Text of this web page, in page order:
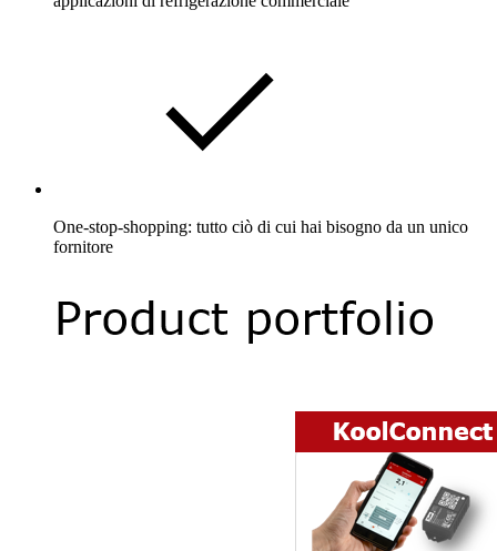
One-stop-shopping: tutto ciò di cui hai bisogno da un unico
fornitore